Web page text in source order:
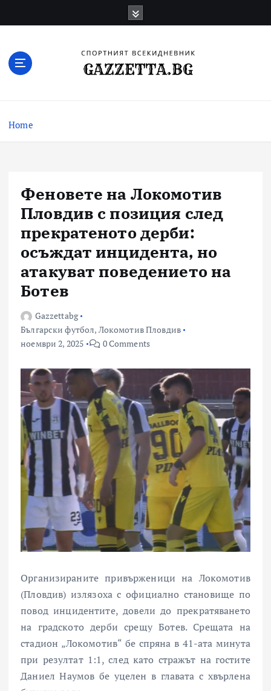
Home
Феновете на Локомотив
Пловдив с позиция след
прекратеното дерби:
осъждат инцидента, но
атакуват поведението на
Ботев
Gazzettabg
Български футбол, Локомотив Пловдив
ноември 2, 2025
0 Comments
Организираните привърженици на Локомотив
(Пловдив) излязоха с официално становище по
повод инцидентите, довели до прекратяването
на градското дерби срещу Ботев. Срещата на
стадион „Локомотив“ бе спряна в 41-ата минута
при резултат 1:1, след като стражът на гостите
Даниел Наумов бе уцелен в главата с хвърлена